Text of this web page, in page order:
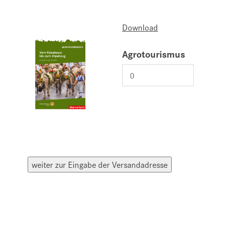
Download
Agrotourismus
weiter zur Eingabe der Versandadresse